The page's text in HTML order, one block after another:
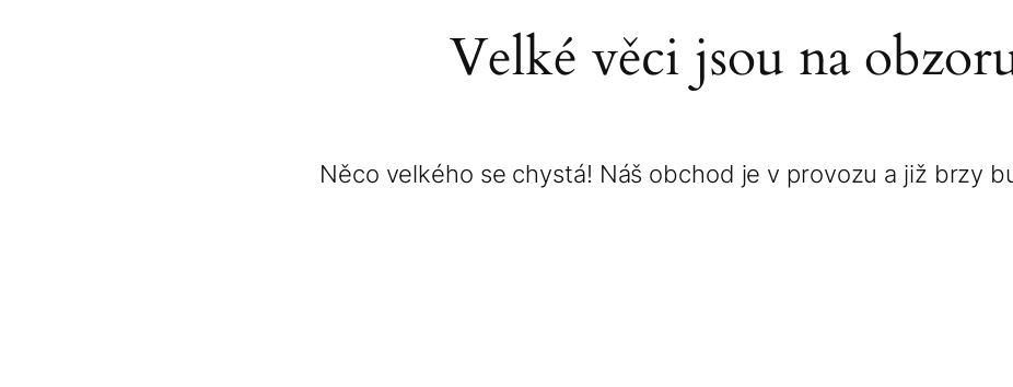
Velké věci jsou na
Něco velkého se chystá! Náš obchod je v provozu a již brzy